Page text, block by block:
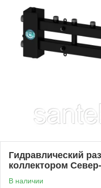
Гидравлический
коллектором
В наличии